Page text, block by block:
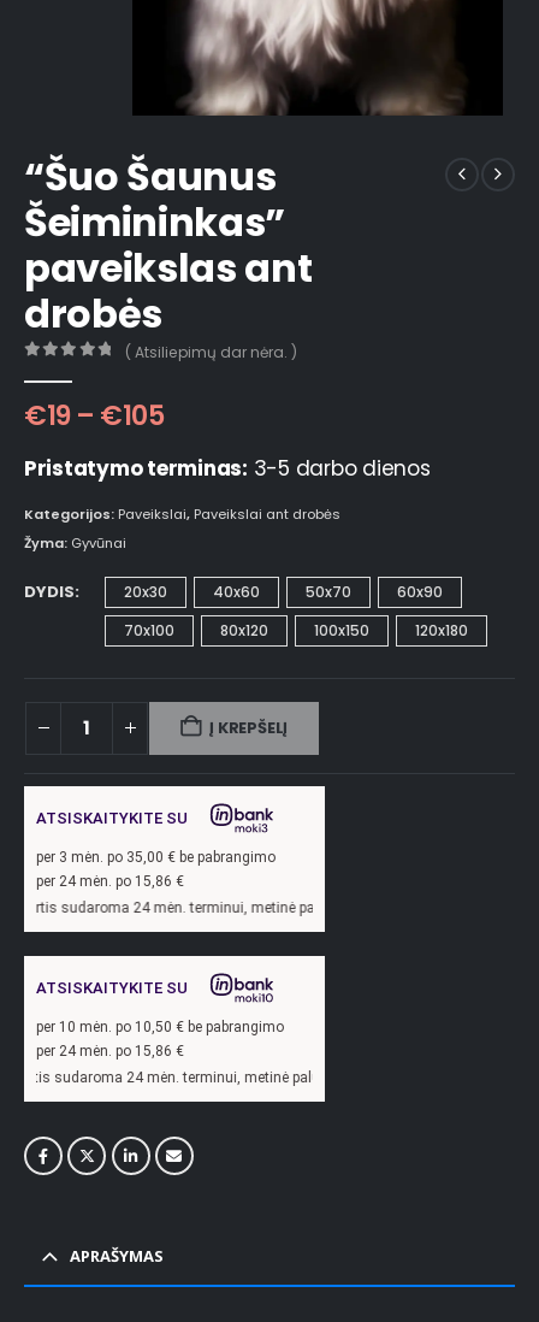
“Šuo Šaunus
Šeimininkas”
paveikslas ant
drobės
( Atsiliepimų dar nėra. )
€19 – €105
Pristatymo terminas: 3-5 darbo dienos
Kategorijos: Paveikslai, Paveikslai ant drobės
Žyma: Gyvūnai
DYDIS 20x30 40x60 50x70
60x90
70x100
80x120 100x150 120x180
Į KREPŠELĮ
ATSISKAITYKITE SU
per 3 mėn. po 35,00 € be pabrangimo
per 24 mėn. po 15,86 €
24 mėn. terminui, metinė palūkanų norma –13,9
ATSISKAITYKITE SU
per 10 mėn. po 10,50 € be pabrangimo
per 24 mėn. po 15,86 €
24 mėn. terminui, metinė palūkanų norma –13,9
APRAŠYMAS